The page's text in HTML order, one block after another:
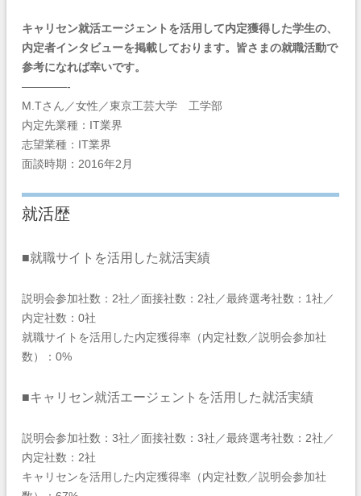
キャリセン就活エージェントを活用して内定獲得した学生の、
内定者インタビューを掲載しております。皆さまの就職活動で
参考になれば幸いです。
————-
M.Tさん／女性／東京工芸大学 工学部
内定先業種：IT業界
志望業種：IT業界
面談時期：2016年2月
就活歴
■就職サイトを活用した就活実績
説明会参加社数：2社／面接社数：2社／最終選考社数：1社／
内定社数：0社
就職サイトを活用した内定獲得率（内定社数／説明会参加社
数）：0%
■キャリセン就活エージェントを活用した就活実績
説明会参加社数：3社／面接社数：3社／最終選考社数：2社／
内定社数：2社
キャリセンを活用した内定獲得率（内定社数／説明会参加社